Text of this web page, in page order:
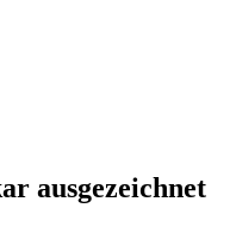
ausgezeichnet